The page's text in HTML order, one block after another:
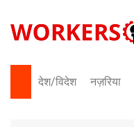
content
देश/विदेश नज़रिया